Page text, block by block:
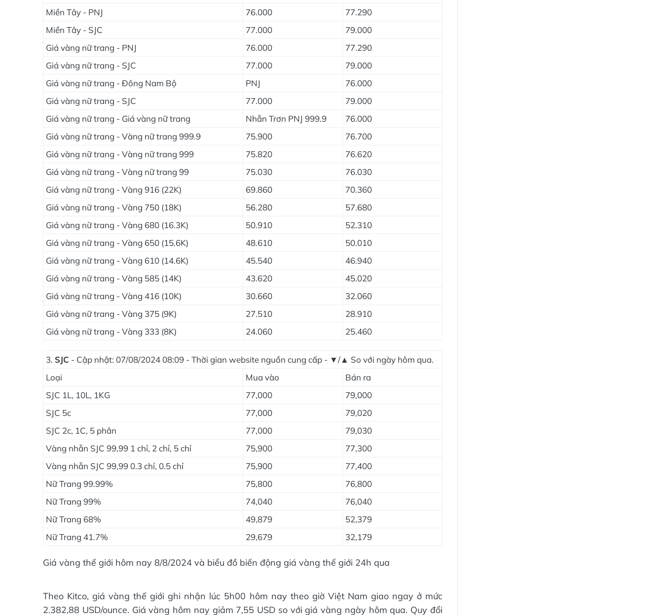
Miền Tây - PNJ
76.000
77.290
Miền Tây - SJC
77.000
79.000
Giá vàng nữ trang - PNJ
76.000
77.290
Giá vàng nữ trang - SJC
77.000
79.000
Giá vàng nữ trang - Đông Nam Bộ
PNJ
76.000
Giá vàng nữ trang - SJC
77.000
79.000
Giá vàng nữ trang - Giá vàng nữ trang
Nhẫn Trơn PNJ 999.9
76.000
Giá vàng nữ trang - Vàng nữ trang 999.9
75.900
76.700
Giá vàng nữ trang - Vàng nữ trang 999
75.820
76.620
Giá vàng nữ trang - Vàng nữ trang 99
75.030
76.030
Giá vàng nữ trang - Vàng 916 (22K)
69.860
70.360
Giá vàng nữ trang - Vàng 750 (18K)
56.280
57.680
Giá vàng nữ trang - Vàng 680 (16.3K)
50.910
52.310
Giá vàng nữ trang - Vàng 650 (15.6K)
48.610
50.010
Giá vàng nữ trang - Vàng 610 (14.6K)
45.540
46.940
Giá vàng nữ trang - Vàng 585 (14K)
43.620
45.020
Giá vàng nữ trang - Vàng 416 (10K)
30.660
32.060
Giá vàng nữ trang - Vàng 375 (9K)
27.510
28.910
Giá vàng nữ trang - Vàng 333 (8K)
24.060 25.460
3. SJC - Cập nhật: 07/08/2024 08:09 - Thời gian website nguồn cung cấp - ▼/▲ So với ngày hôm qua.
Loại
Mua vào
Bán ra
SJC 1L, 10L, 1KG
77,000
79,000
SJC 5c
77,000
79,020
SJC 2c, 1C, 5 phân
77,000
79,030
Vàng nhẫn SJC 99,99 1 chỉ, 2 chỉ, 5 chỉ
75,900
77,300
Vàng nhẫn SJC 99,99 0.3 chỉ, 0.5 chỉ
75,900
77,400
Nữ Trang 99.99%
75,800
76,800
Nữ Trang 99%
74,040
76,040
Nữ Trang 68%
49,879
52,379
Nữ Trang 41.7%
29,679 32,179
Giá vàng thế giới hôm nay 8/8/2024 và biểu đồ biến động giá vàng thế giới 24h qua
Theo Kitco, giá vàng thế giới ghi nhận lúc 5h00 hôm nay theo giờ Việt Nam giao ngay ở mức
2.382,88 USD/ounce. Giá vàng hôm nay giảm 7,55 USD so với giá vàng ngày hôm qua. Quy đổi